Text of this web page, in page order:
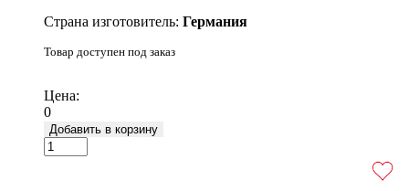
Страна изготовитель: Германия
Товар доступен под заказ
Цена:
0
Добавить в корзину